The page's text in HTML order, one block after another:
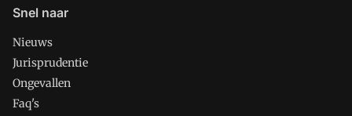
Snel naar
Nieuws
Jurisprudentie
Ongevallen
Faq's